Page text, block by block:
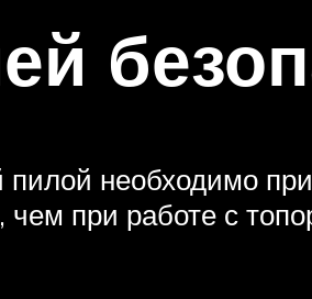
необходимо
чем при работе с